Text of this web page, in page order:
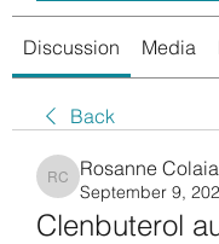
Discussion Media
Back
Rosanne Colaianni
Rosanne
September 9,
Clenbuterol